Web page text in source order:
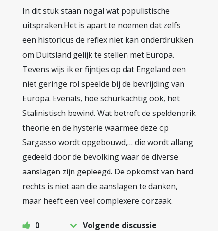
In dit stuk staan nogal wat populistische
uitspraken.Het is apart te noemen dat zelfs
een historicus de reflex niet kan onderdrukken
om Duitsland gelijk te stellen met Europa.
Tevens wijs ik er fijntjes op dat Engeland een
niet geringe rol speelde bij de bevrijding van
Europa. Evenals, hoe schurkachtig ook, het
Stalinistisch bewind. Wat betreft de speldenprik
theorie en de hysterie waarmee deze op
Sargasso wordt opgebouwd,… die wordt allang
gedeeld door de bevolking waar de diverse
aanslagen zijn gepleegd. De opkomst van hard
rechts is niet aan die aanslagen te danken,
maar heeft een veel complexere oorzaak.
0
Volgende discussie